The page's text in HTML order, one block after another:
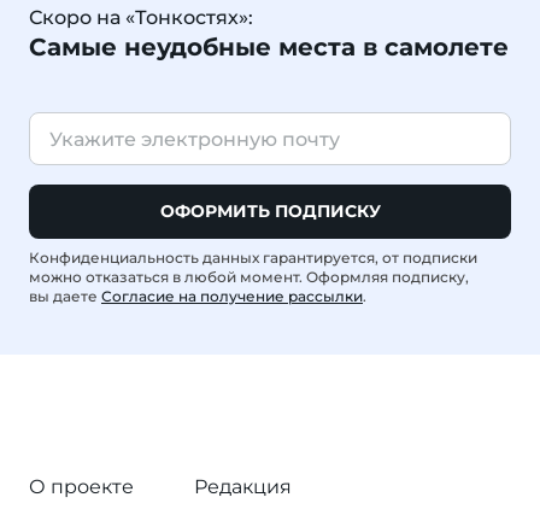
Скоро на «Тонкостях»:
Самые неудобные места в самолете
ОФОРМИТЬ ПОДПИСКУ
Конфиденциальность данных гарантируется, от подписки
можно отказаться в любой момент. Оформляя подписку,
вы даете Согласие на получение рассылки.
О проекте
Редакция